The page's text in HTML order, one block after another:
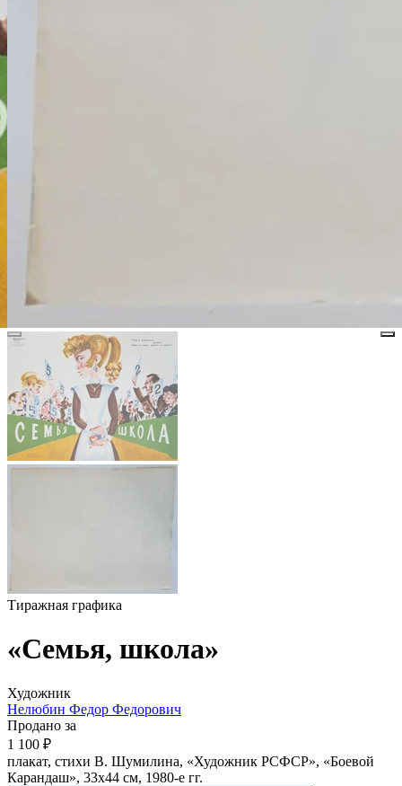
Тиражная графика
«Семья, школа»
Художник
Нелюбин Федор Федорович
Продано за
1 100 ₽
плакат, стихи В. Шумилина, «Художник РСФСР», «Боевой
Карандаш», 33х44 см, 1980-е гг.